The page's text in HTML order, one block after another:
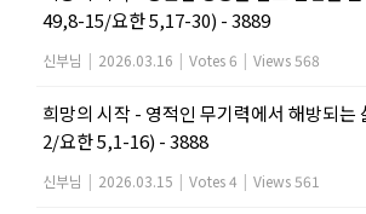
49,8-15/요한 5,17-30) - 3889
신부님 | 2026.03.16 | Votes 6 | Views 568
희망의 시작 - 영적인 무기력에서 해방되는
2/요한 5,1-16) - 3888
신부님 | 2026.03.15 | Votes 4 | Views 561